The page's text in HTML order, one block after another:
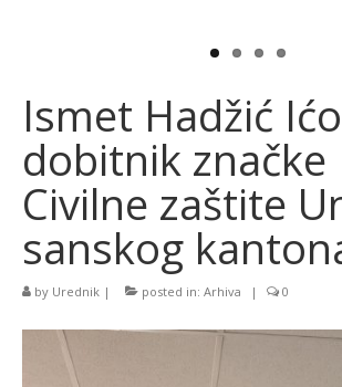
Ismet Hadžić Ićo
dobitnik značke
Civilne zaštite
sanskog
by Urednik | posted in: Arhiva | 0